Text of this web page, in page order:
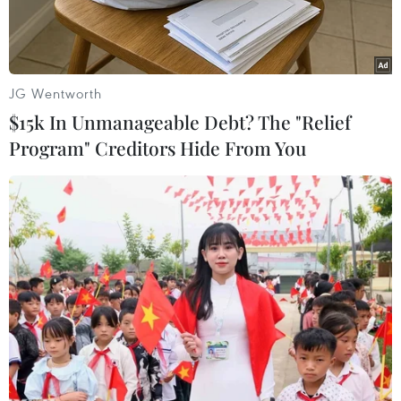
cả hệ thống Dòng chảy phương Bắc 1 và 2.
Hình ảnh do Lực lượng phòng vệ bờ biển Thuỵ Điển cung cấp
ngày 27/9/2022 về một điểm rò rỉ trên hệ thống đường ống
dẫn khí đốt Dòng chảy phương Bắc ở biển Baltic. (Ảnh:
THX/TTXVN)
Một tòa án Italy vừa ra quyết định dẫn độ công
dân Ukraine Serhii K. sang Đức, do bị tình nghi
JG Wentworth
$15k In Unmanageable Debt? The "Relief
Program" Creditors Hide From You